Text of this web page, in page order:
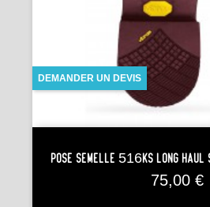
Pose Semelle 516KS LONG HAUL
Prix
75,00 €
DEMANDER UN DEVIS